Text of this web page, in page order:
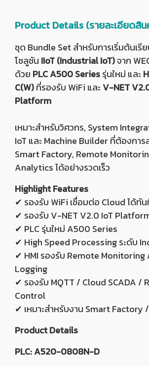
Product Details (รายละเอียดสิน
ชุด Bundle Set สำหรับการเริ่มต้นเ
โซลูชัน IIoT (Industrial IoT)จาก
ด้วย PLC A500 Seriesรุ่นใหม่ และ
C(W)ที่รองรับ WiFi และV-NET
Platform
เหมาะสำหรับวิศวกร, System
IoT และ Machine Builder ที่ต้องการ
Smart Factory, Remote
Analytics ได้อย่างรวดเร็ว
Highlight Features
✔ รองรับ WiFi เชื่อมต่อ Cloud ได้ทั
✔ รองรับ V-NET V2.0 IoT
✔ PLC รุ่นใหม่ A500 Series
✔ High Speed Processing ระดับ
✔ HMI รองรับ Remote Monitoring
Logging
✔ รองรับ MQTT / Cloud SCADA /
Control
✔ เหมาะสำหรับงาน Smart Factory
Product Details
PLC: A520-0808N-D